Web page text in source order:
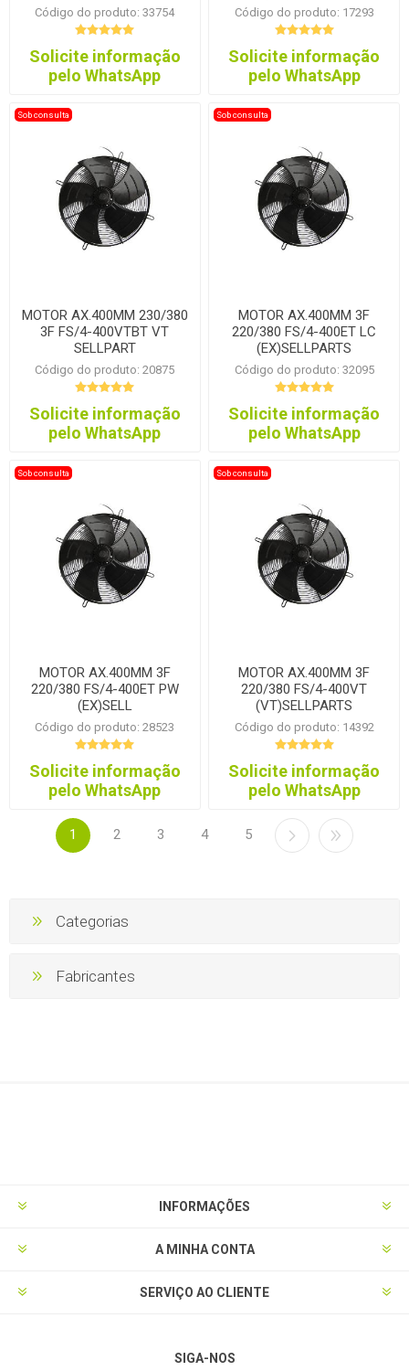
Código do produto: 33754
Solicite informação
pelo WhatsApp
Código do produto: 17293
Solicite informação
pelo WhatsApp
Sob consulta
MOTOR AX.400MM 230/380
3F FS/4-400VTBT VT
SELLPART
Código do produto: 20875
Solicite informação
pelo WhatsApp
Sob consulta
MOTOR AX.400MM 3F
220/380 FS/4-400ET LC
(EX)SELLPARTS
Código do produto: 32095
Solicite informação
pelo WhatsApp
Sob consulta
MOTOR AX.400MM 3F
220/380 FS/4-400ET PW
(EX)SELL
Código do produto: 28523
Solicite informação
pelo WhatsApp
Sob consulta
MOTOR AX.400MM 3F
220/380 FS/4-400VT
(VT)SELLPARTS
Código do produto: 14392
Solicite informação
pelo WhatsApp
1 2 3 4 5
Categorias
Fabricantes
INFORMAÇÕES
A MINHA CONTA
SERVIÇO AO CLIENTE
SIGA-NOS